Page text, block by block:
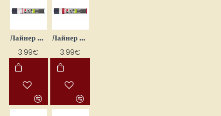
Лайнер для декорирования свечей — опаловый с блёстками (25 мл)
3.99€
Лайнер для декорирования свечей — рубин с блёстками (25 мл)
3.99€